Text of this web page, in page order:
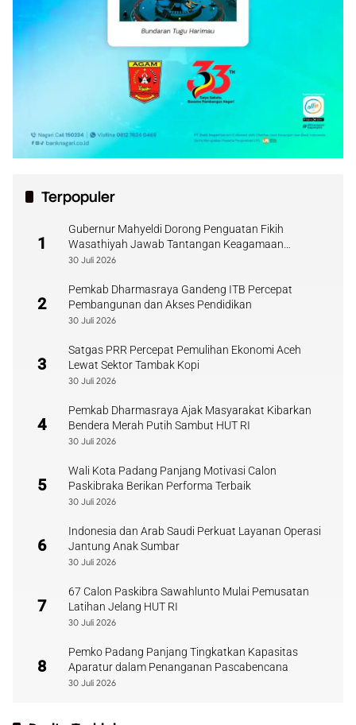
Terpopuler
1
Gubernur Mahyeldi Dorong Penguatan Fikih
Wasathiyah Jawab Tantangan Keagamaan
Kontemporer
30 Juli 2026
2
Pemkab Dharmasraya Gandeng ITB Percepat
Pembangunan dan Akses Pendidikan
30 Juli 2026
3
Satgas PRR Percepat Pemulihan Ekonomi Aceh
Lewat Sektor Tambak Kopi
30 Juli 2026
4
Pemkab Dharmasraya Ajak Masyarakat Kibarkan
Bendera Merah Putih Sambut HUT RI
30 Juli 2026
5
Wali Kota Padang Panjang Motivasi Calon
Paskibraka Berikan Performa Terbaik
30 Juli 2026
6
Indonesia dan Arab Saudi Perkuat Layanan Operasi
Jantung Anak Sumbar
30 Juli 2026
7
67 Calon Paskibra Sawahlunto Mulai Pemusatan
Latihan Jelang HUT RI
30 Juli 2026
8
Pemko Padang Panjang Tingkatkan Kapasitas
Aparatur dalam Penanganan Pascabencana
30 Juli 2026